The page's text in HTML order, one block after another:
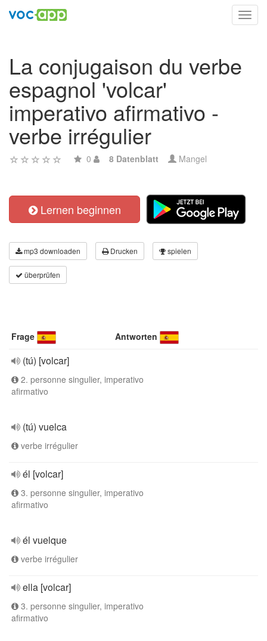
La conjugaison du verbe
espagnol 'volcar'
imperativo afirmativo -
verbe irrégulier
0 8 Datenblatt Mangel
Lernen beginnen
mp3 downloaden Drucken spielen
überprüfen
Frage Antworten
(tú) [volcar]
2. personne singulier, imperativo
afirmativo
(tú) vuelca
verbe irrégulier
él [volcar]
3. personne singulier, imperativo
afirmativo
él vuelque
verbe irrégulier
ella [volcar]
3. personne singulier, imperativo
afirmativo